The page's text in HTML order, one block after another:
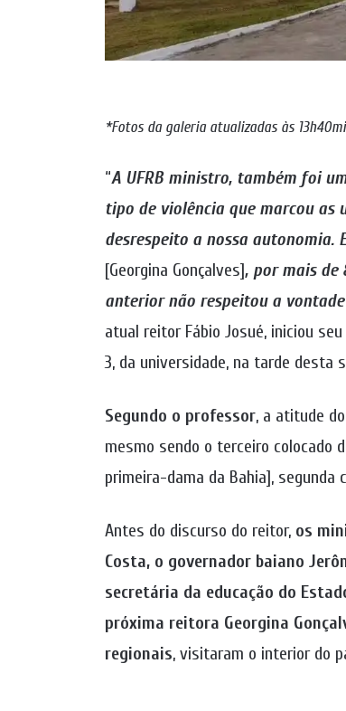
*Fotos da galeria atualizadas às
“A UFRB ministro, também foi
tipo de violência que marcou as
desrespeito a nossa autonomia.
[Georgina Gonçalves], por mais de
anterior não respeitou a
atual reitor Fábio Josué, iniciou
3, da universidade, na tarde desta
Segundo o professor, a atitude
mesmo sendo o terceiro colocado
primeira-dama da Bahia], segunda
Antes do discurso do reitor, os
Costa, o governador baiano
secretária da educação do
próxima reitora Georgina
regionais, visitaram o interior do